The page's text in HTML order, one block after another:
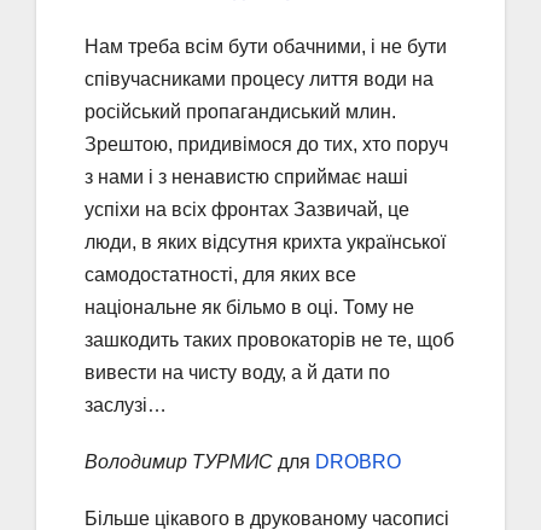
Нам треба всім бути обачними, і не бути
співучасниками процесу лиття води на
російський пропагандиський млин.
Зрештою, придивімося до тих, хто поруч
з нами і з ненавистю сприймає наші
успіхи на всіх фронтах Зазвичай, це
люди, в яких відсутня крихта української
самодостатності, для яких все
національне як більмо в оці. Тому не
зашкодить таких провокаторів не те, щоб
вивести на чисту воду, а й дати по
заслузі…
Володимир ТУРМИС для DROBRO
Більше цікавого в друкованому часописі